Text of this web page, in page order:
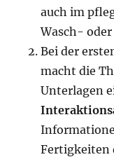
auch im
Wasch-
Bei der
macht die
Unterlagen
Fertigkeiten